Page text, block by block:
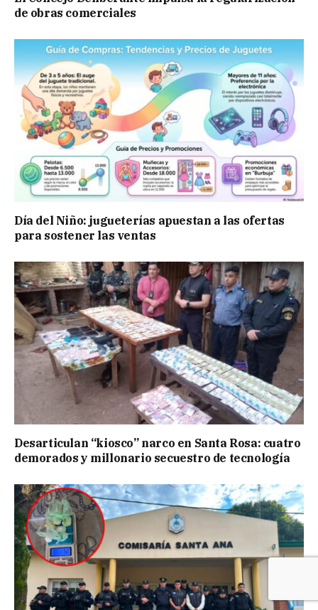
de obras comerciales
Día del Niño: jugueterías apuestan a las ofertas
para sostener las ventas
Desarticulan “kiosco” narco en Santa Rosa: cuatro
demorados y millonario secuestro de tecnología